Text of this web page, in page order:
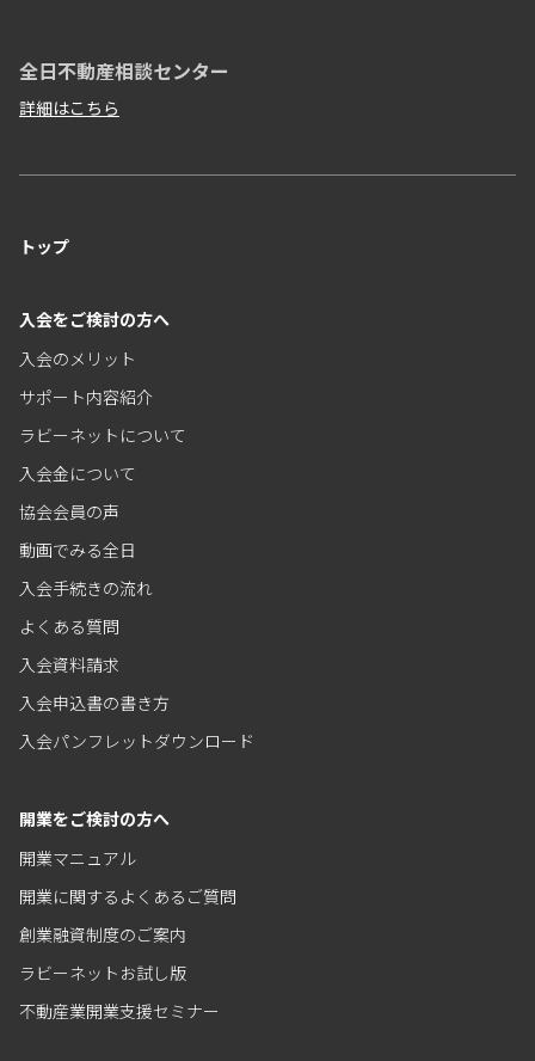
全日不動産相談センター
詳細はこちら
トップ
入会をご検討の方へ
入会のメリット
サポート内容紹介
ラビーネットについて
入会金について
協会会員の声
動画でみる全日
入会手続きの流れ
よくある質問
入会資料請求
入会申込書の書き方
入会パンフレットダウンロード
開業をご検討の方へ
開業マニュアル
開業に関するよくあるご質問
創業融資制度のご案内
ラビーネットお試し版
不動産業開業支援セミナー